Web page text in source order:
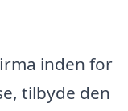
inden for
tilbyde den